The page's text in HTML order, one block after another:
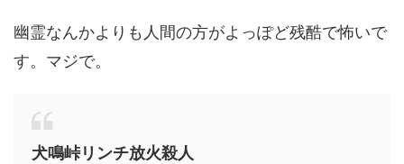
幽霊なんかよりも人間の方がよっぽど残酷で怖いで
す。マジで。
犬鳴峠リンチ放火殺人